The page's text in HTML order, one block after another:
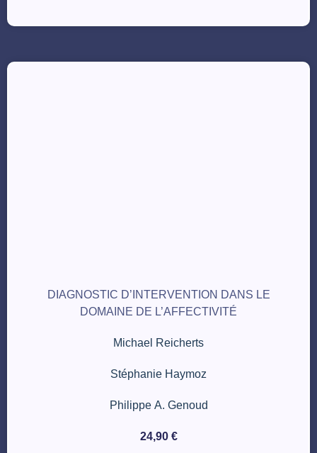
DIAGNOSTIC D’INTERVENTION DANS LE
DOMAINE DE L’AFFECTIVITÉ
Michael Reicherts
Stéphanie Haymoz
Philippe A. Genoud
24,90 €